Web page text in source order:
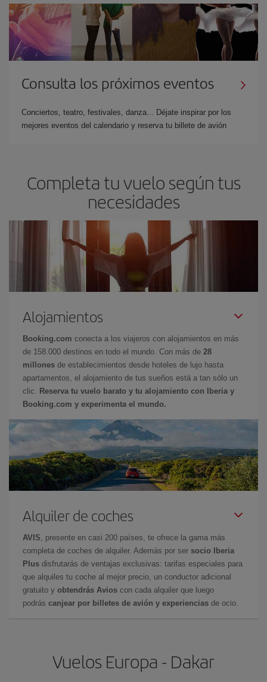
Consulta los próximos eventos
Conciertos, teatro, festivales, danza... Déjate inspirar por los
mejores eventos del calendario y reserva tu billete de avión
Completa tu vuelo según tus
necesidades
Alojamientos
Booking.com conecta a los viajeros con alojamientos en más
de 158.000 destinos en todo el mundo. Con más de 28
millones de establecimientos desde hoteles de lujo hasta
apartamentos, el alojamiento de tus sueños está a tan sólo un
clic.
Reserva tu vuelo barato y tu alojamiento con Iberia y
Booking.com y experimenta el mundo.
Alquiler de coches
AVIS , presente en casi 200 países, te ofrece la gama más
completa de coches de alquiler. Además por ser socio Iberia
Plus disfrutarás de ventajas exclusivas: tarifas especiales para
que alquiles tu coche al mejor precio, un conductor adicional
gratuito y obtendrás Avios con cada alquiler que luego
podrás canjear por billetes de avión y experiencias de ocio.
Vuelos Europa - Dakar